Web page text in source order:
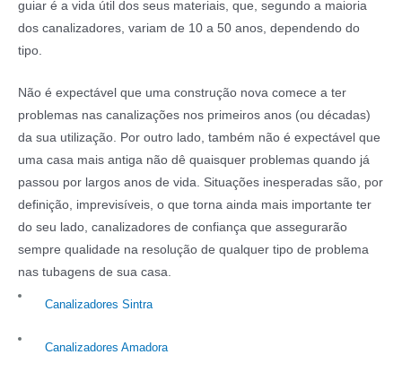
guiar é a vida útil dos seus materiais, que, segundo a maioria
dos canalizadores, variam de 10 a 50 anos, dependendo do
tipo.
Não é expectável que uma construção nova comece a ter
problemas nas canalizações nos primeiros anos (ou décadas)
da sua utilização. Por outro lado, também não é expectável que
uma casa mais antiga não dê quaisquer problemas quando já
passou por largos anos de vida. Situações inesperadas são, por
definição, imprevisíveis, o que torna ainda mais importante ter
do seu lado, canalizadores de confiança que assegurarão
sempre qualidade na resolução de qualquer tipo de problema
nas tubagens de sua casa.
Canalizadores Sintra
Canalizadores Amadora